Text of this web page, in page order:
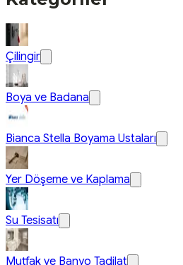
Çilingir
Boya ve Badana
Bianca Stella Boyama Ustaları
Yer Döşeme ve Kaplama
Su Tesisatı
Mutfak ve Banyo Tadilat